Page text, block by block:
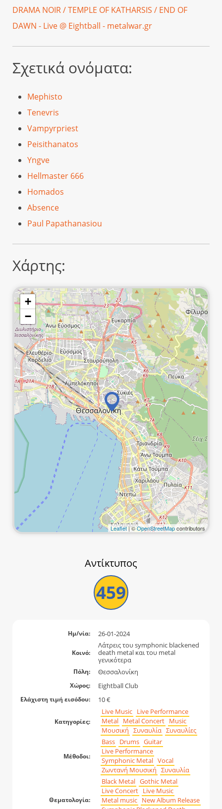
DRAMA NOIR / TEMPLE OF KATHARSIS / END OF
DAWN - Live @ Eightball - metalwar.gr
Σχετικά ονόματα:
Mephisto
Tenevris
Vampyrpriest
Peisithanatos
Yngve
Hellmaster 666
Homados
Absence
Paul Papathanasiou
Χάρτης:
+
−
Leaflet| ©OpenStreetMapcontributors
Αντίκτυπος
459
Ημ/νία: 26-01-2024
Κοινό:
Λάτρεις του symphonic blackened
death metal και του metal
γενικότερα
Πόλη: Θεσσαλονίκη
Χώρος: Eightball Club
Ελάχιστη τιμή εισόδου: 10 €
Κατηγορίες:
Live Music Live Performance
Metal Metal Concert Music
Μουσική Συναυλία Συναυλίες
Μέθοδοι:
Bass Drums Guitar
Live Performance
Symphonic Metal Vocal
Ζωντανή Μουσική Συναυλία
Θεματολογία:
Black Metal Gothic Metal
Live Concert Live Music
Metal music New Album Release